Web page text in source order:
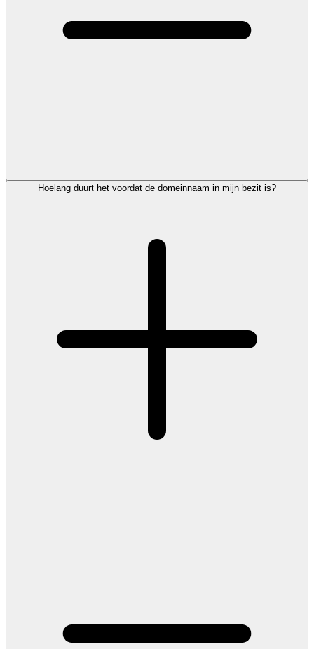
Hoelang duurt het voordat de domeinnaam in mijn bezit is?